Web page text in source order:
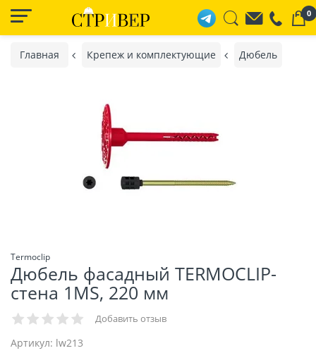
0
Главная Крепеж и комплектующие Дюбель
Termoclip
Дюбель фасадный TERMOCLIP-
стена 1MS, 220 мм
Добавить отзыв
Артикул: lw213